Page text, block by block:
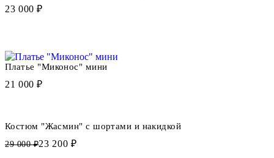
23 000 ₽
Платье "Миконос" мини
21 000 ₽
Костюм "Жасмин" с шортами и накидкой
29 000 ₽23 200 ₽